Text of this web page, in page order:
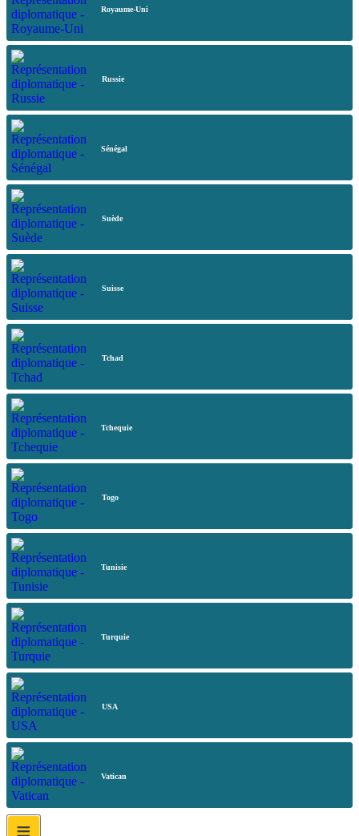
Royaume-Uni
Russie
Sénégal
Suède
Suisse
Tchad
Tchequie
Togo
Tunisie
Turquie
USA
Vatican